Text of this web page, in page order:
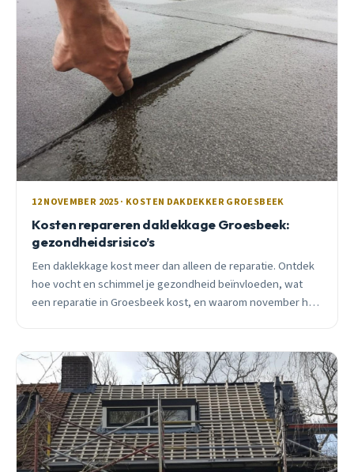
12 NOVEMBER 2025 · KOSTEN DAKDEKKER GROESBEEK
Kosten repareren daklekkage Groesbeek:
gezondheidsrisico’s
Een daklekkage kost meer dan alleen de reparatie. Ontdek
hoe vocht en schimmel je gezondheid beïnvloeden, wat
een reparatie in Groesbeek kost, en waarom november het